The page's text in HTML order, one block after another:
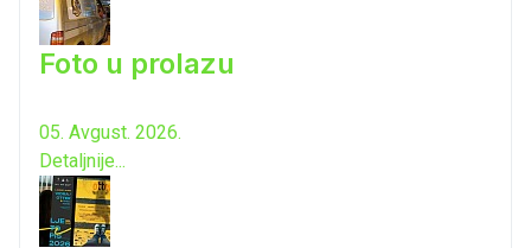
Foto u prolazu
05. Avgust. 2026.
Detaljnije...